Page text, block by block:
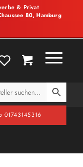
& Privat
80, Hamburg
01743145316